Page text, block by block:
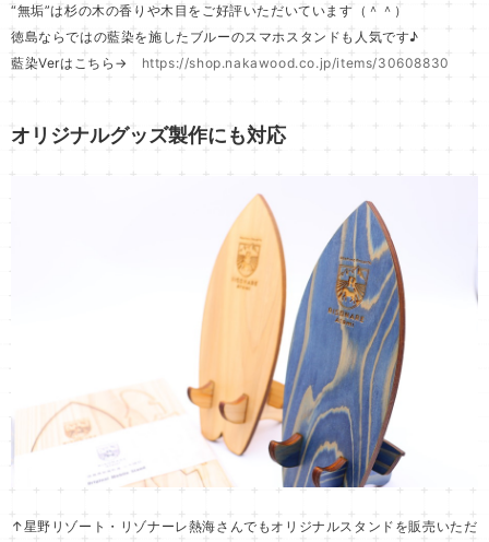
“無垢”は杉の木の香りや木目をご好評いただいています（＾＾）
徳島ならではの藍染を施したブルーのスマホスタンドも人気です♪
藍染Verはこちら→ https://shop.nakawood.co.jp/items/30608830
オリジナルグッズ製作にも対応
↑星野リゾート・リゾナーレ熱海さんでもオリジナルスタンドを販売いただ